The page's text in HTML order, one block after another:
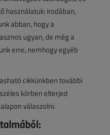
használatuk: irodában,
abban, hogy a
ugyan, de még a
erre, nemhogy egyéb
cikkünkben további
körben elterjed
válaszolni.